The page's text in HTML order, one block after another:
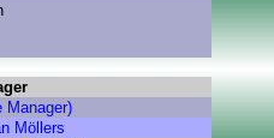
Manager)
Möllers